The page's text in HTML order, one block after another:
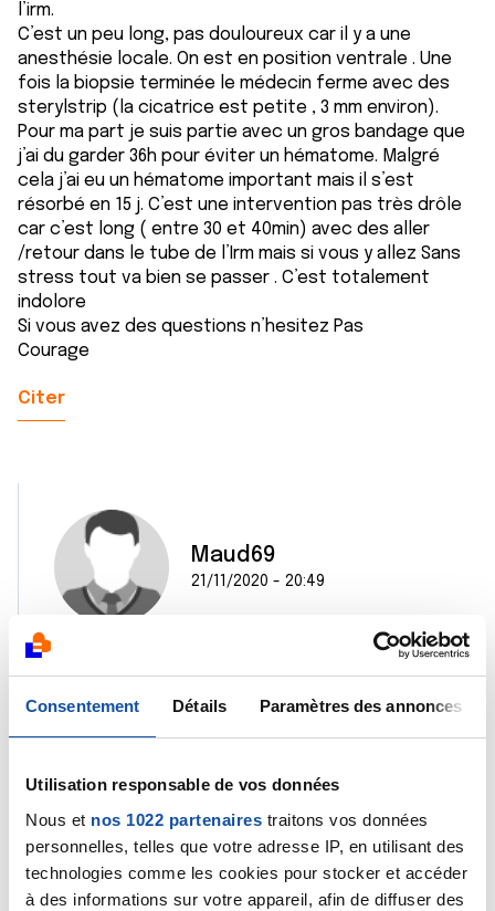
Consentement Détails Paramètres des annonces
Utilisation responsable de vos données
Nous et nos 1022 partenaires traitons vos données
personnelles, telles que votre adresse IP, en utilisant des
technologies comme les cookies pour stocker et accéder
à des informations sur votre appareil, afin de diffuser des
l’irm.
C’est un peu long, pas douloureux car il y a une
anesthésie locale. On est en position ventrale . Une
fois la biopsie terminée le médecin ferme avec des
sterylstrip (la cicatrice est petite , 3 mm environ).
Pour ma part je suis partie avec un gros bandage que
j’ai du garder 36h pour éviter un hématome. Malgré
cela j’ai eu un hématome important mais il s’est
résorbé en 15 j. C’est une intervention pas très drôle
car c’est long ( entre 30 et 40min) avec des aller
/retour dans le tube de l’Irm mais si vous y allez Sans
stress tout va bien se passer . C’est totalement
indolore
Si vous avez des questions n’hesitez Pas
Courage
Citer
Maud69
21/11/2020 - 20:49
[Merci pour votre retour.
Me concernant je ne suis pas sûre qu'il arrive à
J'ai Rdv mardi et s'il n'arrive pas à faire la biopsie,
cancer lobulaire) et on verra quand le 4 ème aura
grossit.
Si j'ai bien compris, lors d'un cancer, à chaque jour
des informations supplémentaires.